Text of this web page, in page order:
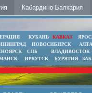
Кабардино-Балкария
КУБАНЬ КАВКАЗ
НОВОСИБИРСК
СПБ
ВЛАДИВОСТОК
ИРКУТСК БУРЯТИЯ